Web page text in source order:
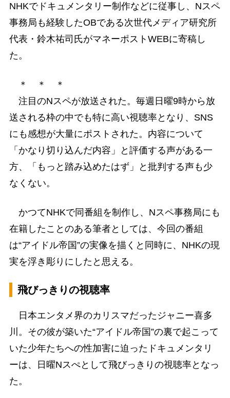
NHKでドキュメンタリー制作などに従事し、Nスペ
事務局も経験したOBである次世代メディア研究所
代表・鈴木祐司氏がマネーポストWEBに寄稿し
た。
＊ ＊ ＊
注目のNスペが放送された。毎週日曜9時から放
送される枠の中でも特に高い視聴率となり、SNS
にも感想が大量にポストされた。内容について
「かなり切り込んだ内容」と評価する声がある一
方、「もっと踏み込めたはず」と批判する声も少
なくない。
かつてNHKで同番組を制作し、Nスペ事務局にも
在籍したことのある筆者としては、今回の番組
は“アイドル帝国”の実像を描くと同時に、NHKの現
実を浮き彫りにしたと思える。
飛びっきりの視聴率
日本エンタメ界のカリスマだったジャニー喜多
川。その彼が築いた“アイドル帝国”の裏で起こって
いた少年たちへの性加害に迫ったドキュメンタリ
ーは、日曜Nスぺとして飛びっきりの視聴率となっ
た。